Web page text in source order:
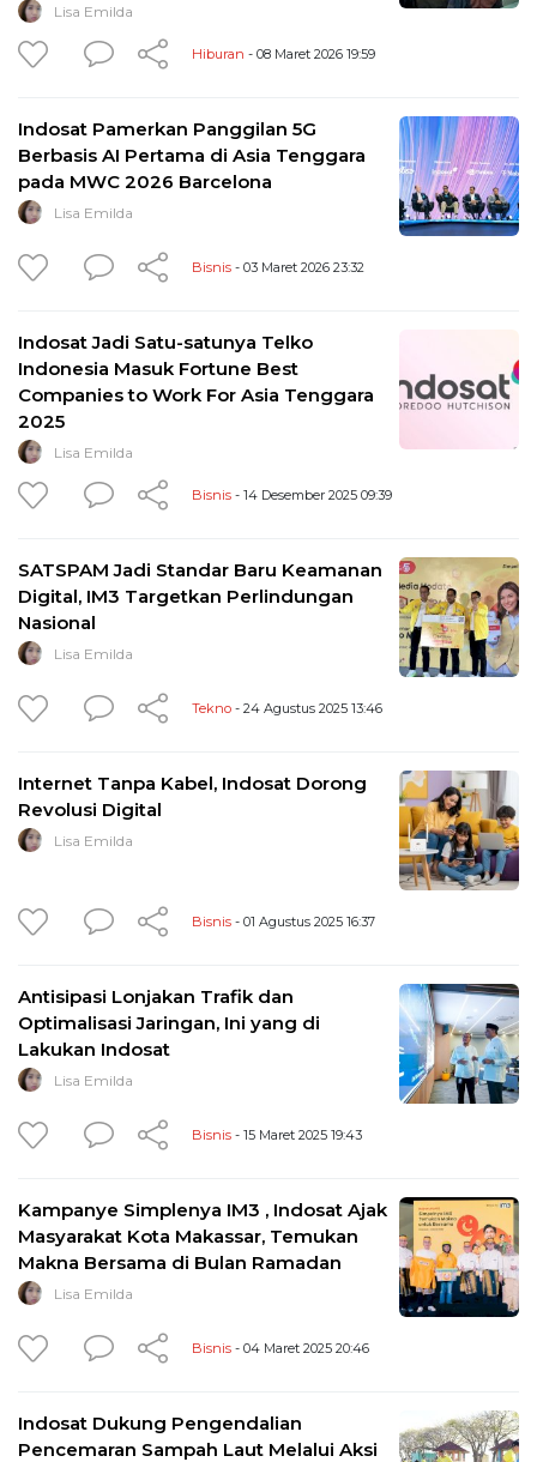
Lisa Emilda
Hiburan - 08 Maret 2026 19:59
Indosat Pamerkan Panggilan 5G
Berbasis AI Pertama di Asia Tenggara
pada MWC 2026 Barcelona
Lisa Emilda
Bisnis - 03 Maret 2026 23:32
Indosat Jadi Satu-satunya Telko
Indonesia Masuk Fortune Best
Companies to Work For Asia Tenggara
2025
Lisa Emilda
Bisnis - 14 Desember 2025 09:39
SATSPAM Jadi Standar Baru Keamanan
Digital, IM3 Targetkan Perlindungan
Nasional
Lisa Emilda
Tekno - 24 Agustus 2025 13:46
Internet Tanpa Kabel, Indosat Dorong
Revolusi Digital
Lisa Emilda
Bisnis - 01 Agustus 2025 16:37
Antisipasi Lonjakan Trafik dan
Optimalisasi Jaringan, Ini yang di
Lakukan Indosat
Lisa Emilda
Bisnis - 15 Maret 2025 19:43
Kampanye Simplenya IM3 , Indosat Ajak
Masyarakat Kota Makassar, Temukan
Makna Bersama di Bulan Ramadan
Lisa Emilda
Bisnis - 04 Maret 2025 20:46
Indosat Dukung Pengendalian
Pencemaran Sampah Laut Melalui Aksi